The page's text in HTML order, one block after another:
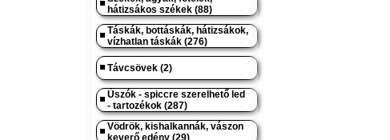
hátizsákos székek (88)
Táskák, bottáskák, hátizsákok,
vízhatlan táskák (276)
Távcsövek (2)
Úszók - spiccre szerelhető led
- tartozékok (287)
Vödrök, kishalkannák, vászon
keverő edény (29)